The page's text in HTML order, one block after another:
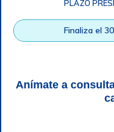
grabación
Autoridad Portuaria
PLAZO
Finaliza el
Anímate a